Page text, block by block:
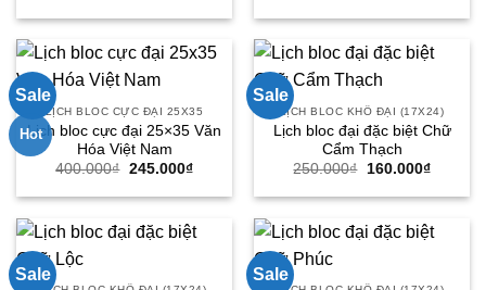
là:
tại
245.000₫.
là:
tại
Sale
Hot
LỊCH BLOC CỰC ĐẠI 25X35
Lịch bloc cực đại 25×35 Văn
Hóa Việt Nam
400.000₫ Giá
là:
245.000₫Giá
tại
245.000₫.
Sale
LỊCH BLOC KHỔ ĐẠI (17X24)
Lịch bloc đại đặc biệt Chữ
Cẩm Thạch
250.000₫
Giá
là:
160.000₫Giá
tại
Sale Sale